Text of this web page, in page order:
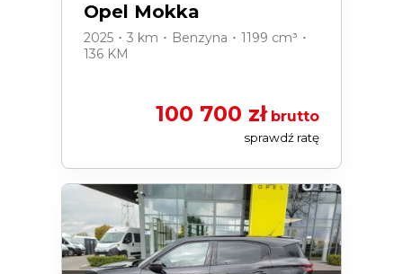
Opel Mokka
2025 ･ 3 km ･ Benzyna ･ 1199 cm³ ･
136 KM
100 700 złbrutto
sprawdź ratę